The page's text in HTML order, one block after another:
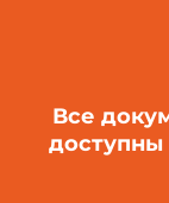
Все
доступны